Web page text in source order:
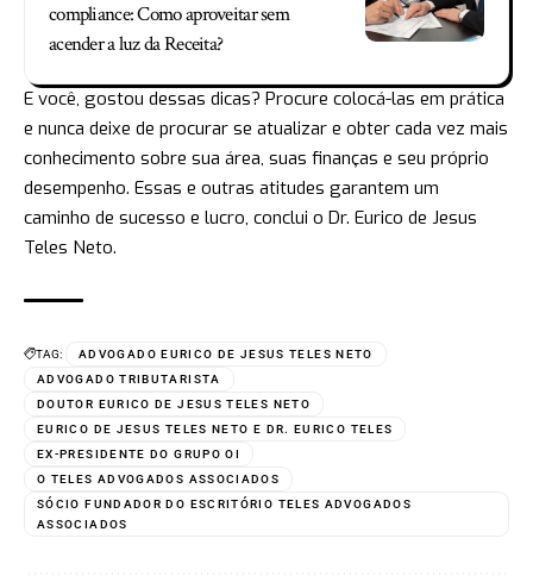
compliance: Como aproveitar sem
acender a luz da Receita?
E você, gostou dessas dicas? Procure colocá-las em prática
e nunca deixe de procurar se atualizar e obter cada vez mais
conhecimento sobre sua área, suas finanças e seu próprio
desempenho. Essas e outras atitudes garantem um
caminho de sucesso e lucro, conclui o Dr. Eurico de Jesus
Teles Neto.
TAG:
ADVOGADO EURICO DE JESUS TELES NETO
ADVOGADO TRIBUTARISTA
DOUTOR EURICO DE JESUS TELES NETO
EURICO DE JESUS TELES NETO E DR. EURICO TELES
EX-PRESIDENTE DO GRUPO OI
O TELES ADVOGADOS ASSOCIADOS
SÓCIO FUNDADOR DO ESCRITÓRIO TELES ADVOGADOS
ASSOCIADOS